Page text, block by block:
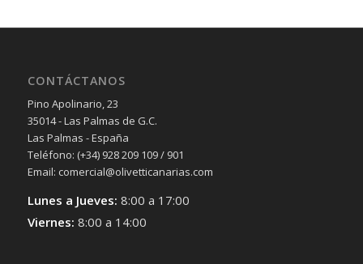
CONTÁCTANOS
Pino Apolinario, 23
35014 - Las Palmas de G.C.
Las Palmas - España
Teléfono: (+34) 928 209 109 / 901
Email: comercial@olivetticanarias.com
Lunes a Jueves: 8:00 a 17:00
Viernes: 8:00 a 14:00